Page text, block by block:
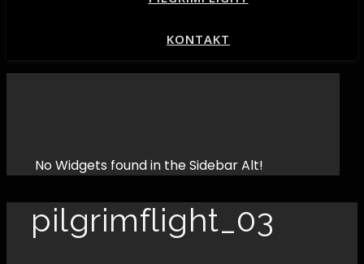
KONTAKT
No Widgets found in the Sidebar Alt!
pilgrimflight_03